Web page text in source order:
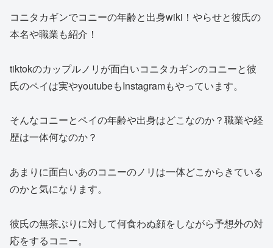
コニタカギンでコニーの年齢と出身wiki！やらせと彼氏の
本名や職業も紹介！
tiktokのカップルノリが面白いコニタカギンのコニーと彼
氏のペイは実やyoutubeもInstagramもやっています。
そんなコニーとペイの年齢や出身はどこなのか？職業や経
歴は一体何なのか？
あまりに面白いあのコニーのノリは一体どこからきている
のかと気になります。
彼氏の無茶ぶりに対して何食わぬ顔をしながら予想外の対
応をするコニー。